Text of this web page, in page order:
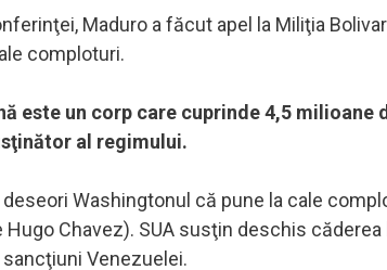
Maduro a făcut apel la Miliţia
comploturi.
este un corp care cuprinde 4,5
al regimului.
Washingtonul că pune la cale
Chavez). SUA susţin deschis
Venezuelei.